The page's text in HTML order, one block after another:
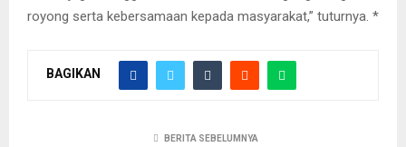
royong serta kebersamaan kepada masyarakat,” tuturnya. *
BAGIKAN
BERITA SEBELUMNYA